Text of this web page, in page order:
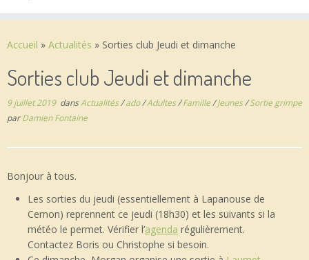
Accueil » Actualités » Sorties club Jeudi et dimanche
Sorties club Jeudi et dimanche
9 juillet 2019dansActualités/ado/Adultes/Famille/Jeunes/Sortie grimpe
parDamien Fontaine
Bonjour à tous.
Les sorties du jeudi (essentiellement à Lapanouse de
Cernon) reprennent ce jeudi (18h30) et les suivants si la
météo le permet. Vérifier l’agenda régulièrement.
Contactez Boris ou Christophe si besoin.